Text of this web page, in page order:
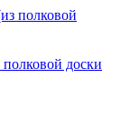
доски